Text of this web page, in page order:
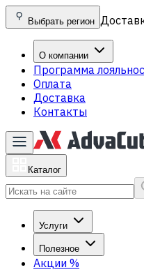
Выбрать регион
О компании
Программа
Оплата
Доставка
Контакты
Каталог
Услуги
Полезное
Акции %